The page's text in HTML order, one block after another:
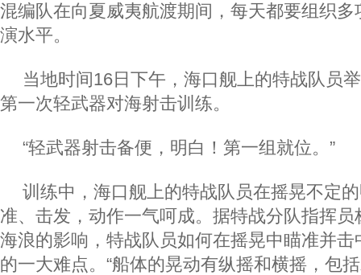
混编队在向夏威夷航渡期间，每天都要组织
演水平。
当地时间16日下午，海口舰上的特战队员
第一次轻武器对海射击训练。
“轻武器射击备便，明白！第一组就位。”
训练中，海口舰上的特战队员在摇晃不定
准、击发，动作一气呵成。据特战分队指挥
海浪的影响，特战队员如何在摇晃中瞄准并
的一大难点。“船体的晃动有纵摇和横摇，包